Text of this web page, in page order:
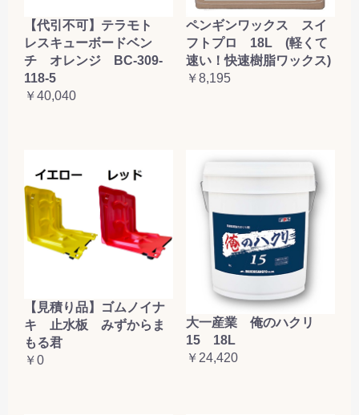
【代引不可】テラモト
レスキューボードベン
チ オレンジ BC-309-
118-5
￥40,040
ペンギンワックス スイ
フトプロ 18L (軽くて
速い！快速樹脂ワックス)
￥8,195
【見積り品】ゴムノイナ
キ 止水板 みずからま
もる君
￥0
大一産業 俺のハクリ
15 18L
￥24,420